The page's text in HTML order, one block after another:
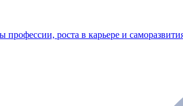
профессии, роста в карьере и